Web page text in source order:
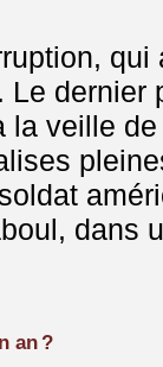
qui
Le dernier
la veille
dans
an ?